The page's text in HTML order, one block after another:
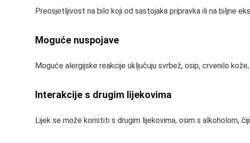
Preosjetljivost na bilo koji od sastojaka pripravka ili na biljne
Moguće nuspojave
Moguće alergijske reakcije uključuju svrbež, osip, crvenilo
Interakcije s drugim lijekovima
Lijek se može koristiti s drugim lijekovima, osim s alkoholom,